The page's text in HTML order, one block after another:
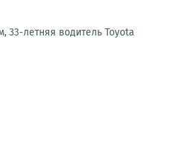
летняя водитель Toyota